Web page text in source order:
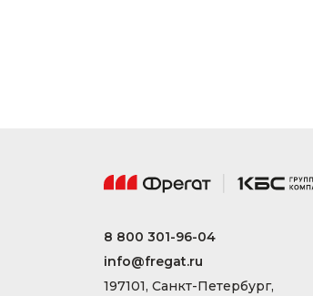
8 800 301-96-04
info@fregat.ru
197101, Санкт-Петербург,